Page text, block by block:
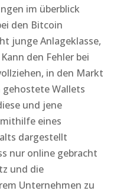
im überblick
den Bitcoin
junge Anlageklasse,
den Fehler bei
in den Markt
gehostete Wallets
und jene
eines
dargestellt
nur online gebracht
und die
Unternehmen zu